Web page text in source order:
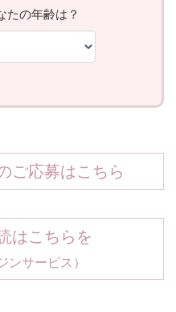
ご応募はこちら
はこちらを
サービス）